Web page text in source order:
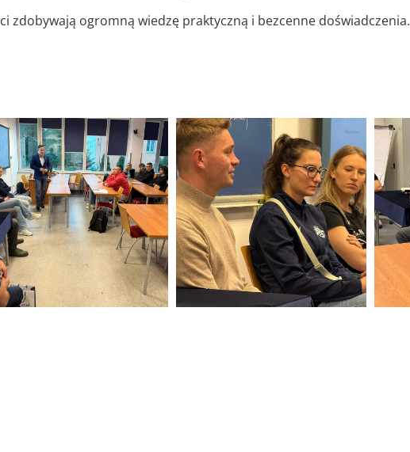
zdobywają ogromną wiedzę praktyczną i bezcenne doświadczenia.